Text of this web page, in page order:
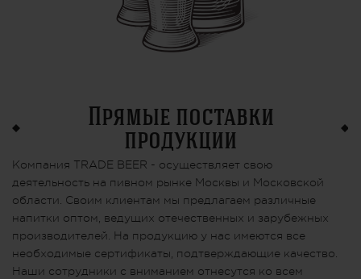
Прямые поставки
продукции
Компания TRADE BEER - осуществляет свою
деятельность на пивном рынке Москвы и Московской
области. Своим клиентам мы предлагаем различные
напитки оптом, ведущих отечественных и зарубежных
производителей. На продукцию у нас имеются все
необходимые сертификаты, подтверждающие качество.
Наши сотрудники с вниманием отнесутся ко всем